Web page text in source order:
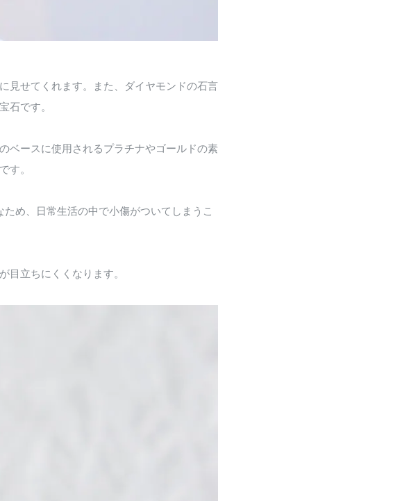
見せてくれます。また、ダイヤモンドの石言
石です。
ベースに使用されるプラチナやゴールドの素
す。
め、日常生活の中で小傷がついてしまうこ
目立ちにくくなります。